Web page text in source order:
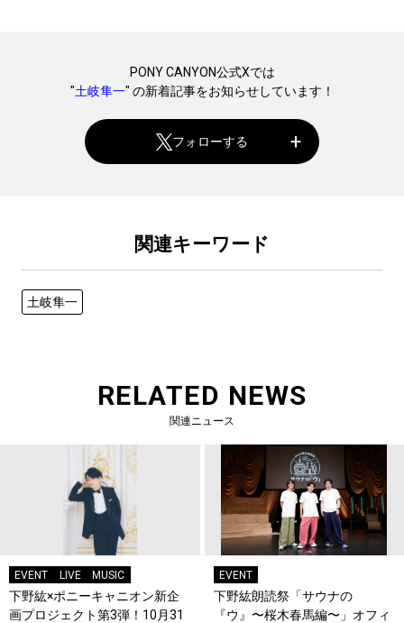
PONY CANYON公式Xでは
"土岐隼一" の新着記事をお知らせしています！
フォローする
関連キーワード
土岐隼一
RELATED NEWS
関連ニュース
EVENT LIVE MUSIC
下野紘×ポニーキャニオン新企
画プロジェクト第3弾！10月31
EVENT
下野紘朗読祭「サウナの
『ウ』〜桜木春馬編〜」オフィ